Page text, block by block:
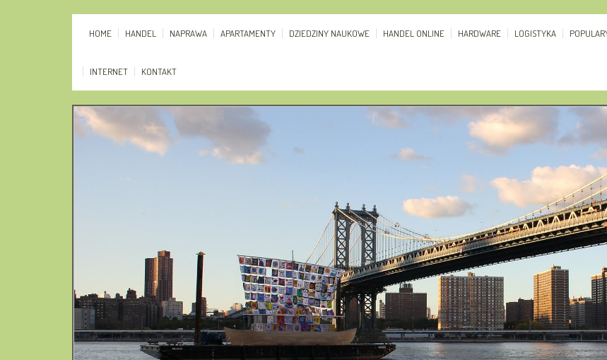
HOME HANDEL NAPRAWA APARTAMENTY DZIEDZINY NAUKOWE HANDEL ONLINE HARDWARE LOGISTYKA
INTERNET KONTAKT